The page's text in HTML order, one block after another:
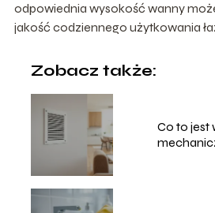
odpowiednia wysokość wanny
jakość codziennego użytkowania
Zobacz także:
Co to jest